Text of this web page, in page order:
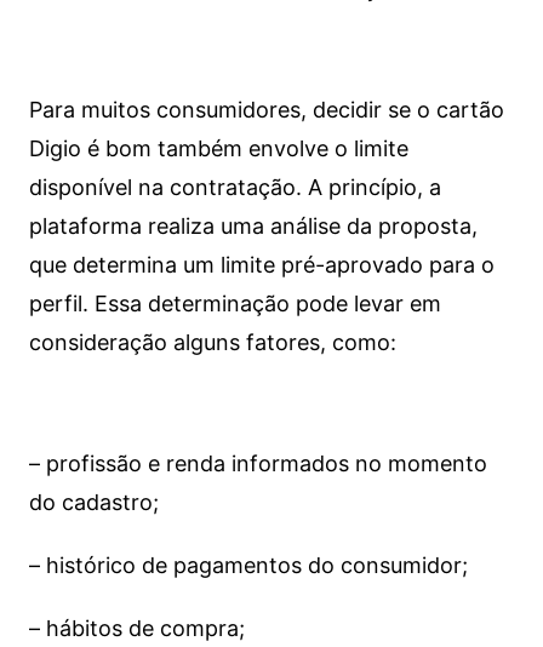
Para muitos consumidores, decidir se o cartão
Digio é bom também envolve o limite
disponível na contratação. A princípio, a
plataforma realiza uma análise da proposta,
que determina um limite pré-aprovado para o
perfil. Essa determinação pode levar em
consideração alguns fatores, como:
– profissão e renda informados no momento
do cadastro;
– histórico de pagamentos do consumidor;
– hábitos de compra;